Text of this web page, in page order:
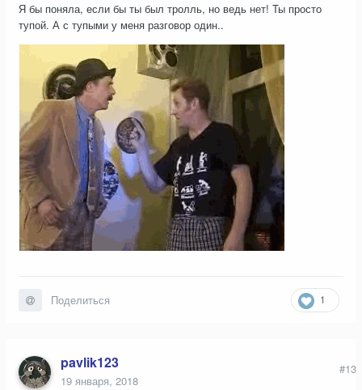
Я бы поняла, если бы ты был тролль, но ведь нет! Ты просто
тупой. А с тупыми у меня разговор один..
1
Поделиться
pavlik123
19 января, 2018
#13